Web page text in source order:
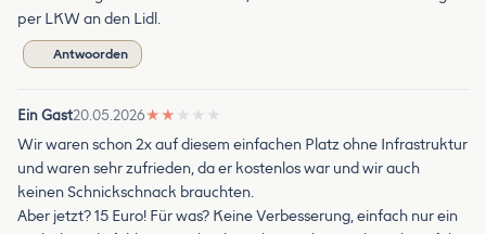
per LKW an den Lidl.
Antwoorden
Ein Gast20.05.2026★ ★ ★ ★ ★
Wir waren schon 2x auf diesem einfachen Platz ohne Infrastruktur
und waren sehr zufrieden, da er kostenlos war und wir auch
keinen Schnickschnack brauchten.
Aber jetzt? 15 Euro! Für was? Keine Verbesserung, einfach nur ein